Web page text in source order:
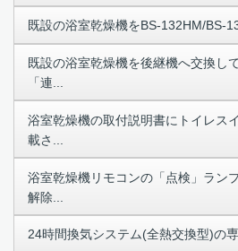
既設の浴室乾燥機をBS-132HM/BS-
既設の浴室乾燥機を後継機へ交換し
「連...
浴室乾燥機の取付説明書にトイレス
載さ...
浴室乾燥機リモコンの「点検」ラン
解除...
24時間換気システム(全熱交換型)の